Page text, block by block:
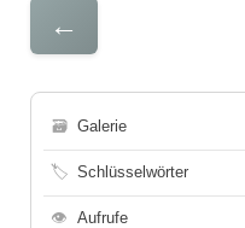
←
🗃 Galerie
🏷 Schlüsselwörter
👁 Aufrufe